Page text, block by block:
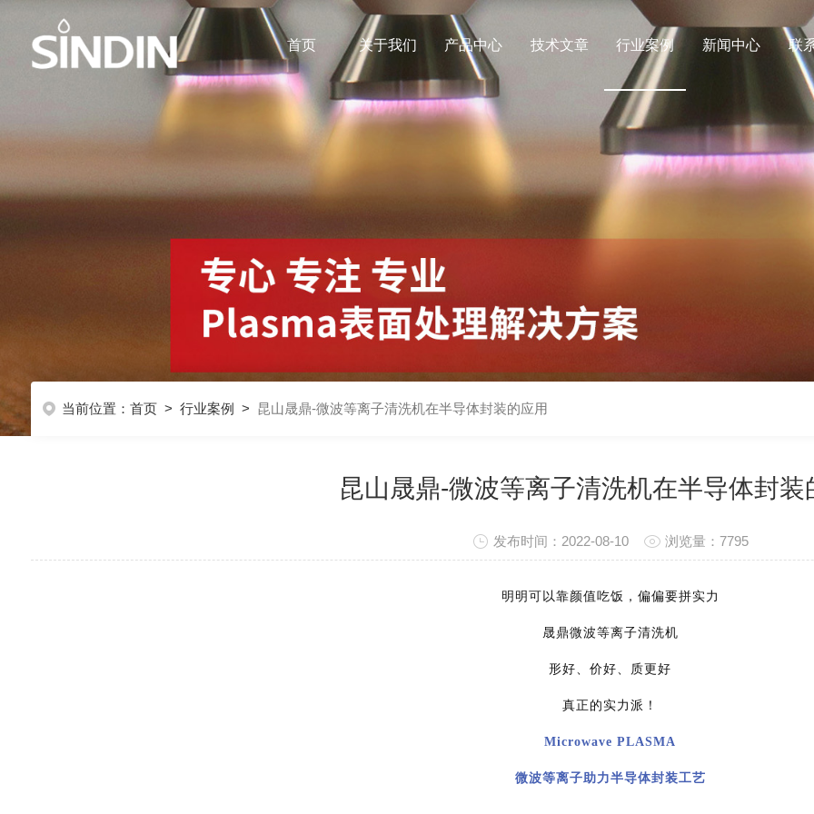
首页 关于我们 产品中心 技术文章 行业案例 新闻中心 联
当前位置： 首页> 行业案例 > 昆山晟鼎-微波等离子清洗机在半导体封装的应用
昆山晟鼎-微波等离子清洗机在半导体封装
发布时间：2022-08-10 浏览量：7795
明明可以靠颜值吃饭，偏偏要拼实力
晟鼎微波等离子清洗机
形好、价好、质更好
真正的实力派！
Microwave PLASMA
微波等离子助力半导体封装工艺